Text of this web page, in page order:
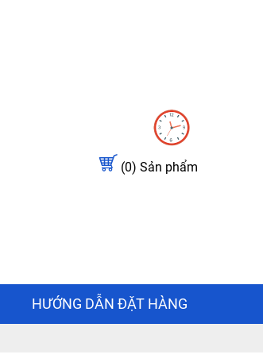
(0) Sản phẩm
HƯỚNG DẪN ĐẶT HÀNG